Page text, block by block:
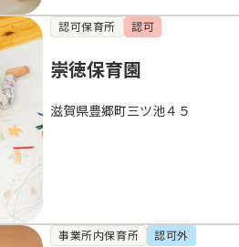
認可保育所 認可
崇徳保育園
滋賀県豊郷町三ツ池４５
事業所内保育所 認可外